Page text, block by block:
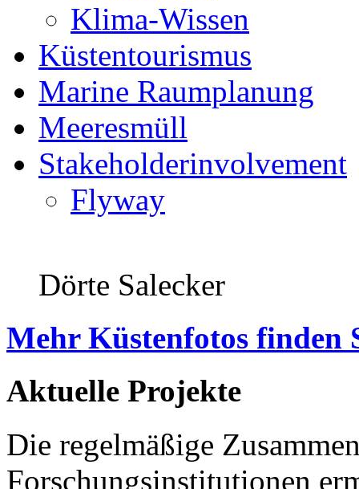
Klima-Wissen
Küstentourismus
Marine Raumplanung
Meeresmüll
Stakeholderinvolvement
Flyway
Dörte Salecker
Mehr Küstenfotos finden
Aktuelle Projekte
Die regelmäßige
Forschungsinstitutionen